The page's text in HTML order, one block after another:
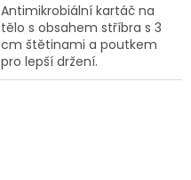
Antimikrobiální kartáč na
tělo s obsahem stříbra s 3
cm štětinami a poutkem
pro lepší držení.